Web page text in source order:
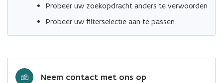
Probeer uw zoekopdracht anders te verwoorden
Probeer uw filterselectie aan te passen
Neem contact met ons op